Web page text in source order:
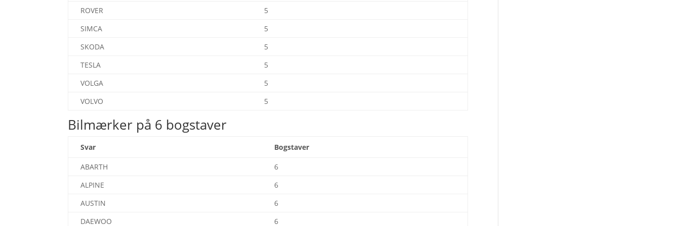
ROVER
5
SIMCA
5
SKODA
5
TESLA
5
VOLGA
5
VOLVO
5
Bilmærker på 6 bogstaver
Svar Bogstaver
ABARTH
6
ALPINE
6
AUSTIN
6
DAEWOO
6